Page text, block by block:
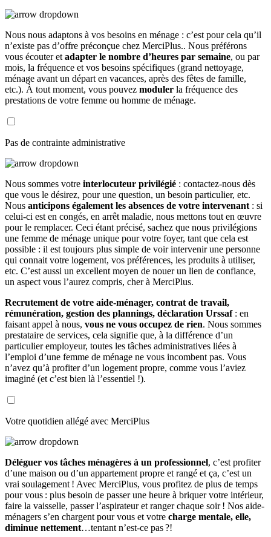
Nous nous adaptons à vos besoins en ménage : c’est pour cela qu’il
n’existe pas d’offre préconçue chez MerciPlus.. Nous préférons
vous écouter et adapter le nombre d’heures par semaine, ou par
mois, la fréquence et vos besoins spécifiques (grand nettoyage,
ménage avant un départ en vacances, après des fêtes de famille,
etc.). À tout moment, vous pouvez moduler la fréquence des
prestations de votre femme ou homme de ménage.
Pas de contrainte administrative
Nous sommes votre interlocuteur privilégié : contactez-nous dès
que vous le désirez, pour une question, un besoin particulier, etc.
Nous anticipons également les absences de votre intervenant : si
celui-ci est en congés, en arrêt maladie, nous mettons tout en œuvre
pour le remplacer. Ceci étant précisé, sachez que nous privilégions
une femme de ménage unique pour votre foyer, tant que cela est
possible : il est toujours plus simple de voir intervenir une personne
qui connait votre logement, vos préférences, les produits à utiliser,
etc. C’est aussi un excellent moyen de nouer un lien de confiance,
un aspect vous l’aurez compris, cher à MerciPlus.
Recrutement de votre aide-ménager, contrat de travail,
rémunération, gestion des plannings, déclaration Urssaf: en
faisant appel à nous, vous ne vous occupez de rien. Nous sommes
prestataire de services, cela signifie que, à la différence d’un
particulier employeur, toutes les tâches administratives liées à
l’emploi d’une femme de ménage ne vous incombent pas. Vous
n’avez qu’à profiter d’un logement propre, comme vous l’aviez
imaginé (et c’est bien là l’essentiel !).
Votre quotidien allégé avec MerciPlus
Déléguer vos tâches ménagères à un professionnel, c’est profiter
d’une maison ou d’un appartement propre et rangé et ça, c’est un
vrai soulagement ! Avec MerciPlus, vous profitez de plus de temps
pour vous : plus besoin de passer une heure à briquer votre intérieur,
faire la vaisselle, passer l’aspirateur et ranger chaque soir ! Nos aide-
ménagers s’en chargent pour vous et votre charge mentale, elle,
diminue nettement…tentant n’est-ce pas ?!